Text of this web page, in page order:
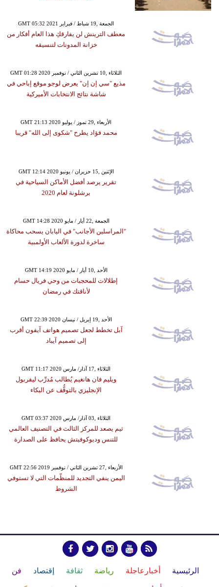
GMT 05:32 2021 الجمعة ,19 شباط / فبراير
معطف الترينش لن يفارقكِ هذا العام أفكار من
خزانة المدونات لتنسيقه
GMT 01:28 2020 الثلاثاء ,10 تشرين الثاني / نوفمبر
مذيع "سي إن إن" يعرض لوجو موقع إباحي في
شاشة نتائج الانتخابات الأميركية
GMT 21:13 2020 الأربعاء ,29 تموز / يوليو
محمد فؤاد يطرح "شكوى إلى الله" قريبا
GMT 12:14 2020 الإثنين ,15 حزيران / يونيو
تقرير يرصد أفضل الأماكن السياحية في
برشلونة لعام 2020
GMT 14:28 2020 الجمعة ,22 أيار / مايو
"المراسلين الأجانب" في اليابان يسحب محاكاة
ساخرة لدورة الألعاب الأولمبية
GMT 14:19 2020 الأحد ,10 أيار / مايو
إطلالات للمحجبات من وحي فريال حسام
لأناقتك في رمضان
GMT 22:39 2020 الأحد ,19 إبريل / نيسان
آبل تخطط لجعل تصميم هواتف آيفون أقرب
إلى تصميم آيباد
GMT 11:17 2020 الثلاثاء ,17 آذار/ مارس
ويليم فان هانغيم يُطالب مُدرِّب ليفربول
الإنجليزي بالتوقُّف عن البكاء
GMT 03:37 2020 الثلاثاء ,03 آذار/ مارس
ثيم يصعد للمركز الثالث في التصنيف العالمي
للتنس وديوكوفيتش يحافظ على الصدارة
GMT 22:56 2019 الأربعاء ,27 تشرين الثاني / نوفمبر
اليمن ينفي التجديد للمنظّمات التي لا تستوفي
الشروط
الرئيسية أخبارعاجلة رياضة ثقافة إقتصاد فن